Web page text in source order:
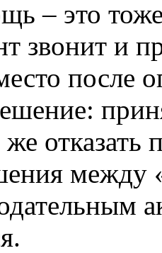
– это
звонит и
после
отказать
между